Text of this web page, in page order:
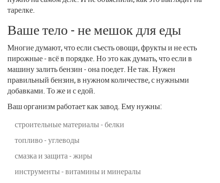
тарелке.
Ваше тело - не мешок для еды
Многие думают, что если съесть овощи, фрукты и не есть
пирожные - всё в порядке. Но это как думать, что если в
машину залить бензин - она поедет. Не так. Нужен
правильный бензин, в нужном количестве, с нужными
добавками. То же и с едой.
Ваш организм работает как завод. Ему нужны:
строительные материалы - белки
топливо - углеводы
смазка и защита - жиры
инструменты - витамины и минералы